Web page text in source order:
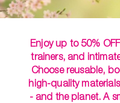
Enjoy up to 50%
trainers, and
Choose reusable,
high-quality
- and the planet. A